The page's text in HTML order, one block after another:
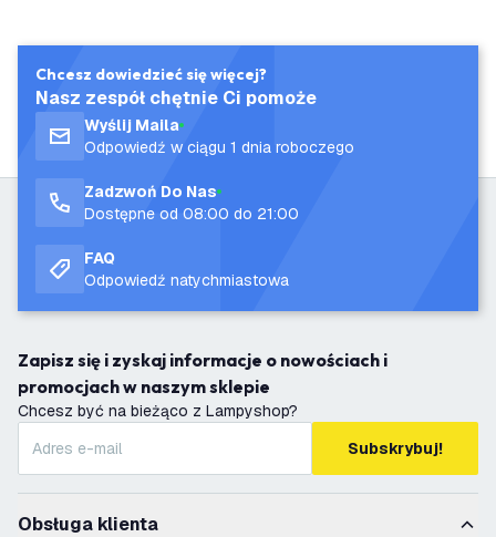
Chcesz dowiedzieć się więcej?
Nasz zespół chętnie Ci pomoże
Wyślij Maila
Odpowiedź w ciągu 1 dnia roboczego
Zadzwoń Do Nas
Dostępne od 08:00 do 21:00
FAQ
Odpowiedź natychmiastowa
Zapisz się i zyskaj informacje o nowościach i
promocjach w naszym sklepie
Chcesz być na bieżąco z Lampyshop?
Subskrybuj!
Obsługa klienta